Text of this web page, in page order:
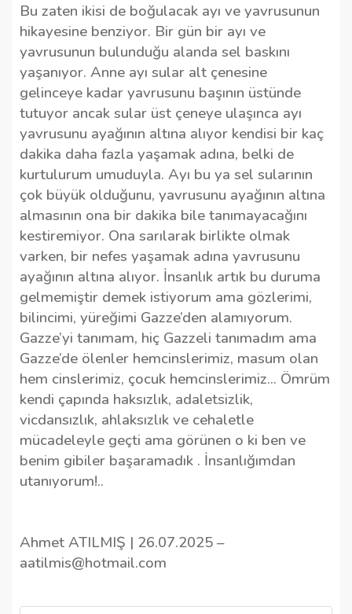
Bu zaten ikisi de boğulacak ayı ve yavrusunun
hikayesine benziyor. Bir gün bir ayı ve
yavrusunun bulunduğu alanda sel baskını
yaşanıyor. Anne ayı sular alt çenesine
gelinceye kadar yavrusunu başının üstünde
tutuyor ancak sular üst çeneye ulaşınca ayı
yavrusunu ayağının altına alıyor kendisi bir kaç
dakika daha fazla yaşamak adına, belki de
kurtulurum umuduyla. Ayı bu ya sel sularının
çok büyük olduğunu, yavrusunu ayağının altına
almasının ona bir dakika bile tanımayacağını
kestiremiyor. Ona sarılarak birlikte olmak
varken, bir nefes yaşamak adına yavrusunu
ayağının altına alıyor. İnsanlık artık bu duruma
gelmemiştir demek istiyorum ama gözlerimi,
bilincimi, yüreğimi Gazze’den alamıyorum.
Gazze’yi tanımam, hiç Gazzeli tanımadım ama
Gazze’de ölenler hemcinslerimiz, masum olan
hem cinslerimiz, çocuk hemcinslerimiz... Ömrüm
kendi çapında haksızlık, adaletsizlik,
vicdansızlık, ahlaksızlık ve cehaletle
mücadeleyle geçti ama görünen o ki ben ve
benim gibiler başaramadık . İnsanlığımdan
utanıyorum!..
Ahmet ATILMIŞ | 26.07.2025 –
aatilmis@hotmail.com